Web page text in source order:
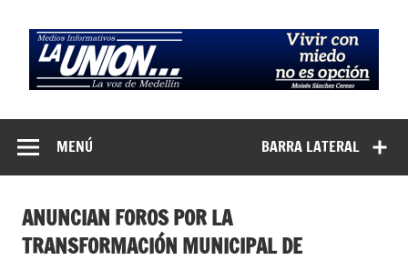
contenido
Medios
Informativos La
Unión…
BARRA LATERAL
MENÚ
ANUNCIAN FOROS POR LA
TRANSFORMACIÓN MUNICIPAL DE